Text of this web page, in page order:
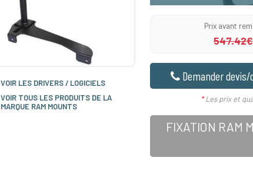
VOIR LES DRIVERS / LOGICIELS
VOIR TOUS LES PRODUITS DE LA
MARQUE RAM MOUNTS
Prix avant
547.42€
Demander
*Les prix et
FIXATION RAM